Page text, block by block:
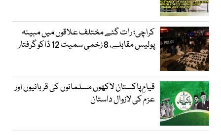
کراچی؛ رات گئے مختلف علاقوں میں مبینہ
پولیس مقابلے، 8 زخمی سمیت 12 ڈاکو گرفتار
قیامِ پاکستان لاکھوں مسلمانوں کی قربانیوں اور
عزم کی لازوال داستان